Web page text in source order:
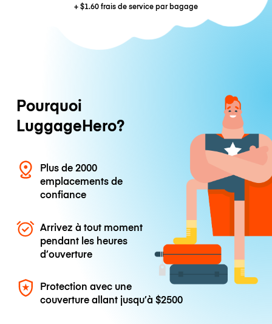
+$1.60frais de service par bagage
Pourquoi
LuggageHero?
Plus de 2000
emplacements de
confiance
Arrivez à tout moment
pendant les heures
d’ouverture
Protection avec une
couverture allant jusqu’à$2500